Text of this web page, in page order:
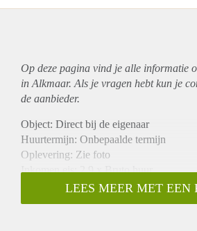
Op deze pagina vind je alle informatie
in Alkmaar. Als je vragen hebt kun je
de aanbieder.
Object: Direct bij de eigenaar
Huurtermijn: Onbepaalde termijn
Oplevering: Zie foto
Inkomen eis: 2,9 x Bruto huur
Garantiestelling mogelijk: Ja
Borg: 1 Maand
LEES MEER MET EEN